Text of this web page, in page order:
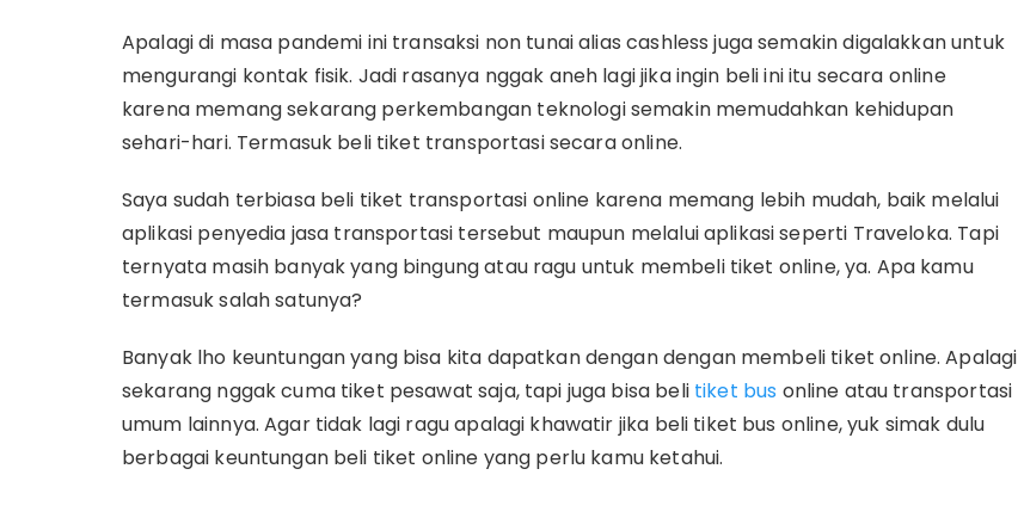
Apalagi di masa pandemi ini transaksi non tunai alias cashless juga semakin digalakkan untuk
mengurangi kontak fisik. Jadi rasanya nggak aneh lagi jika ingin beli ini itu secara online
karena memang sekarang perkembangan teknologi semakin memudahkan kehidupan
sehari-hari. Termasuk beli tiket transportasi secara online.
Saya sudah terbiasa beli tiket transportasi online karena memang lebih mudah, baik melalui
aplikasi penyedia jasa transportasi tersebut maupun melalui aplikasi seperti Traveloka. Tapi
ternyata masih banyak yang bingung atau ragu untuk membeli tiket online, ya. Apa kamu
termasuk salah satunya?
Banyak lho keuntungan yang bisa kita dapatkan dengan dengan membeli tiket online. Apalagi
sekarang nggak cuma tiket pesawat saja, tapi juga bisa beli tiket bus online atau transportasi
umum lainnya. Agar tidak lagi ragu apalagi khawatir jika beli tiket bus online, yuk simak dulu
berbagai keuntungan beli tiket online yang perlu kamu ketahui.